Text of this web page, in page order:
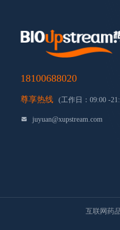
18100688020
尊享热线 (工作日：09:00 -
juyuan@xupstream.com
互联网药